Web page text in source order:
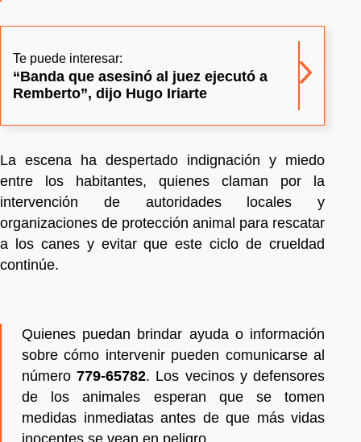
Te puede interesar:
“Banda que asesinó al juez ejecutó a
Remberto”, dijo Hugo Iriarte
La escena ha despertado indignación y miedo
entre los habitantes, quienes claman por la
intervención de autoridades locales y
organizaciones de protección animal para rescatar
a los canes y evitar que este ciclo de crueldad
continúe.
Quienes puedan brindar ayuda o información
sobre cómo intervenir pueden comunicarse al
número779-65782. Los vecinos y defensores
de los animales esperan que se tomen
medidas inmediatas antes de que más vidas
inocentes se vean en peligro.